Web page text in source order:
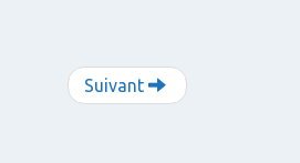
h
e Suivant